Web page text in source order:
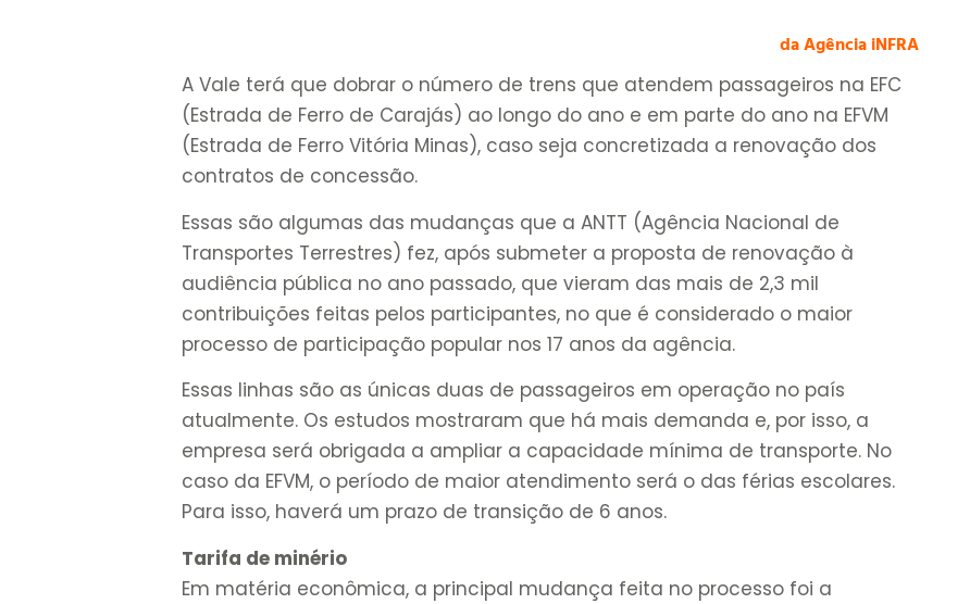
da Agência iNFRA
A Vale terá que dobrar o número de trens que atendem passageiros na EFC
(Estrada de Ferro de Carajás) ao longo do ano e em parte do ano na EFVM
(Estrada de Ferro Vitória Minas), caso seja concretizada a renovação dos
contratos de concessão.
Essas são algumas das mudanças que a ANTT (Agência Nacional de
Transportes Terrestres) fez, após submeter a proposta de renovação à
audiência pública no ano passado, que vieram das mais de 2,3 mil
contribuições feitas pelos participantes, no que é considerado o maior
processo de participação popular nos 17 anos da agência.
Essas linhas são as únicas duas de passageiros em operação no país
atualmente. Os estudos mostraram que há mais demanda e, por isso, a
empresa será obrigada a ampliar a capacidade mínima de transporte. No
caso da EFVM, o período de maior atendimento será o das férias escolares.
Para isso, haverá um prazo de transição de 6 anos.
Tarifa de minério
Em matéria econômica, a principal mudança feita no processo foi a